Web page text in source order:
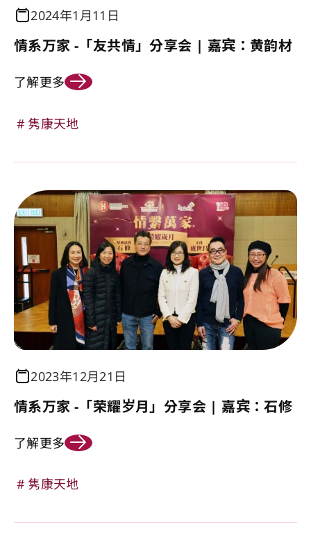
2024年1月11日
情系万家 -「友共情」分享会 | 嘉宾：黄韵材
了解更多
隽康天地
2023年12月21日
情系万家 -「荣耀岁月」分享会 | 嘉宾：石修
了解更多
隽康天地